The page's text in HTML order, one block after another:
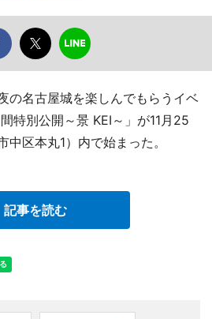
の名古屋城を楽しんでもらうイベ
特別公開～景 KEI～」が11月25
中区本丸1）内で始まった。
記事を読む